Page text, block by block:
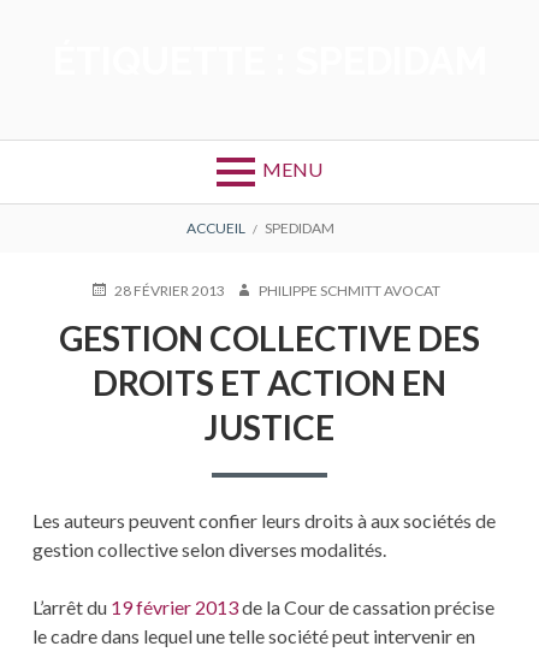
MENU
D'ARIANE
ACCUEIL SPEDIDAM
PUBLIÉ28 FÉVRIER 2013 AUTEURPHILIPPE SCHMITT AVOCAT
GESTION COLLECTIVE DES
DROITS ET ACTION EN
JUSTICE
Les auteurs peuvent confier leurs droits à aux sociétés de
gestion collective selon diverses modalités.
L’arrêt du 19 février 2013de la Cour de cassation précise
le cadre dans lequel une telle société peut intervenir en